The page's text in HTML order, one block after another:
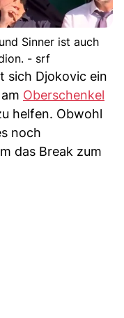
Sinner ist auch
- srf
sich Djokovic ein
Oberschenkel
helfen. Obwohl
noch
das Break zum